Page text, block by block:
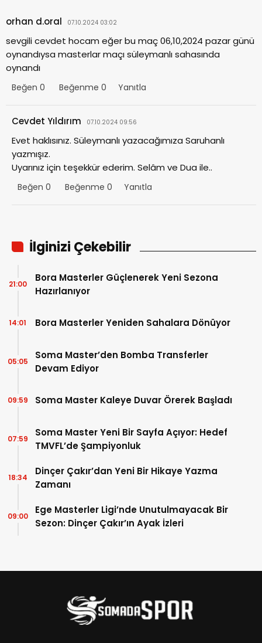
orhan d.oral 07.10.2024 03:02
sevgili cevdet hocam eğer bu maç 06,10,2024 pazar günü
oynandıysa masterlar maçı süleymanlı sahasında
oynandı
Beğen 0 Beğenme 0 Yanıtla
Cevdet Yıldırım 07.10.2024 09:56
Evet haklısınız. Süleymanlı yazacağımıza Saruhanlı
yazmışız.
Uyarınız için teşekkür ederim. Selâm ve Dua ile..
Beğen 0 Beğenme 0 Yanıtla
İlginizi Çekebilir
Bora Masterler Güçlenerek Yeni Sezona
Hazırlanıyor
21:00
Bora Masterler Yeniden Sahalara Dönüyor
14:01
Soma Master’den Bomba Transferler
Devam Ediyor
05:05
Soma Master Kaleye Duvar Örerek Başladı
09:59
Soma Master Yeni Bir Sayfa Açıyor: Hedef
TMVFL’de Şampiyonluk
07:59
Dinçer Çakır’dan Yeni Bir Hikaye Yazma
Zamanı
18:34
Ege Masterler Ligi’nde Unutulmayacak Bir
Sezon: Dinçer Çakır’ın Ayak İzleri
09:00